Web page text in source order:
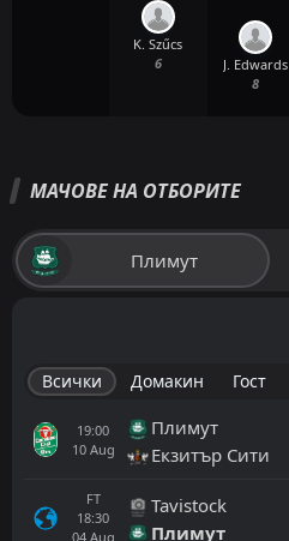
K. Szűcs
6
J. Edwards
8
МАЧОВЕ НА ОТБОРИТЕ
Плимут
Всички Домакин Гост
19:00
10 Aug
Плимут
Екзитър Сити
FT
18:30
04 Aug
Tavistock
Плимут